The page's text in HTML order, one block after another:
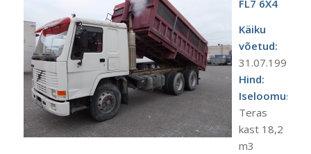
FL7 6X4
Käiku
võetud:
31.07.1995.a.
Hind:
Iseloomustus:
Teras
kast 18,2
m3